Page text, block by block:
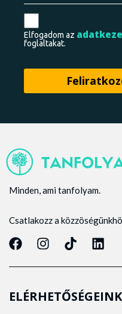
Elfogadom az
foglaltakat.
Minden, ami tanfolyam.
Csatlakozz a
ELÉRHETŐSÉGEINK